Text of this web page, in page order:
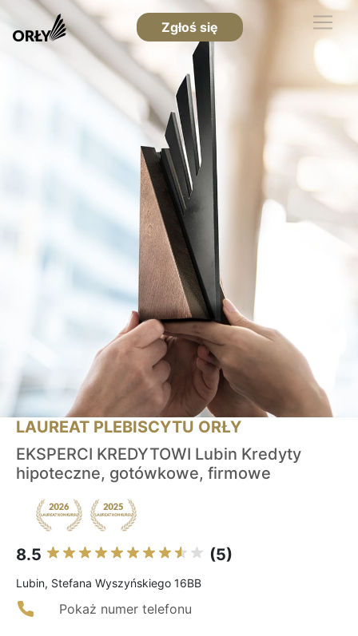
Zgłoś się
LAUREAT PLEBISCYTU ORŁY
EKSPERCI KREDYTOWI Lubin Kredyty
hipoteczne, gotówkowe, firmowe
8.5 (5)
Lubin, Stefana Wyszyńskiego 16BB
Pokaż numer telefonu